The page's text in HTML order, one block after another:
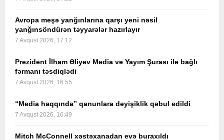
Avropa meşə yanğınlarına qarşı yeni nəsil
yanğınsöndürən təyyarələr hazırlayır
7 Avqust 2026, 17:12
Prezident İlham Əliyev Media və Yayım Şurası ilə bağlı
fərmanı təsdiqlədi
7 Avqust 2026, 16:55
“Media haqqında” qanunlara dəyişiklik qəbul edildi
7 Avqust 2026, 16:49
Mitch McConnell xəstəxanadan evə buraxıldı